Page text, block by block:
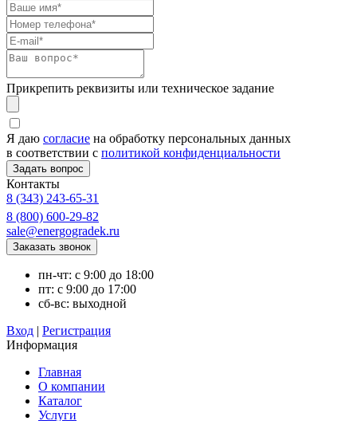
Прикрепить реквизиты или техническое задание
Я даю согласие на обработку персональных данных
в соответствии с политикой конфиденциальности
Контакты
8 (343) 243-65-31
8 (800) 600-29-82
sale@energogradek.ru
пн-чт: с 9:00 до 18:00
пт: с 9:00 до 17:00
сб-вс: выходной
Вход | Регистрация
Информация
Главная
О компании
Каталог
Услуги